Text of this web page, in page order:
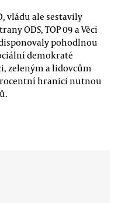
vládu ale sestavily
ODS, TOP 09 a Věci
pohodlnou
demokraté
zeleným a lidovcům
hranici nutnou